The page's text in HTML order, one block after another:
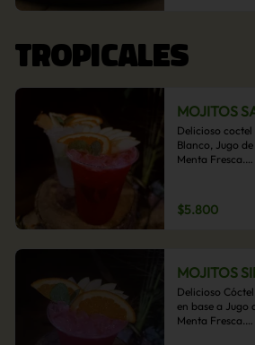
TROPICALES
MOJITOS
Delicioso coctel
Blanco, Jugo
Menta Fresca.
$5.800
MOJITOS
Delicioso
en base a Jugo
Menta Fresca.